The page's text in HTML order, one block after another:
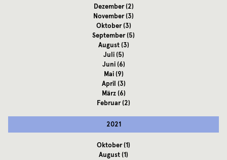
Dezember(2)
November(3)
Oktober(3)
September(5)
August(3)
Juli(5)
Juni(6)
Mai(9)
April (3)
März(6)
Februar(2)
2021
Oktober(1)
August(1)